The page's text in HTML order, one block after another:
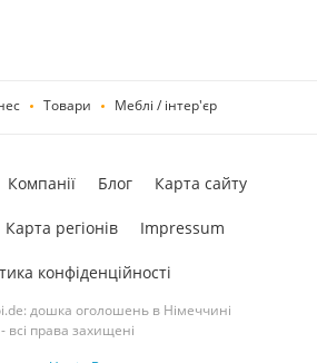
Товари Меблі / інтер'єр
дошка оголошень в Німеччині
- всі права захищені
Компанії Блог Карта сайту
Карта регіонів Impressum
конфіденційності